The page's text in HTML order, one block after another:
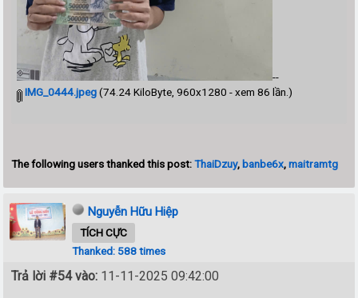
--
IMG_0444.jpeg(74.24 KiloByte, 960x1280 - xem 86 lần.)
The following users thanked this post:ThaiDzuy, banbe6x,maitramtg
Nguyễn Hữu Hiệp
TÍCH CỰC
Thanked: 588 times
Trả lời #54 vào: 11-11-2025 09:42:00